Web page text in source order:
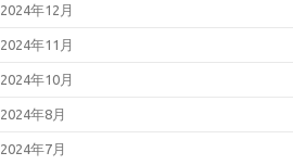
2024年12月
2024年11月
2024年10月
2024年8月
2024年7月